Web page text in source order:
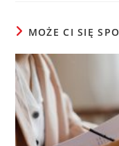
MOŻE CI SIĘ